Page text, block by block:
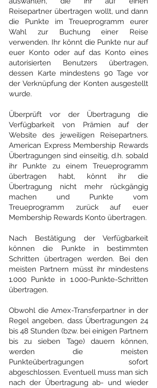
Reisepartner übertragen wollt, und dann
die Punkte im Treueprogramm eurer
Wahl zur Buchung einer Reise
verwenden. Ihr könnt die Punkte nur auf
euer Konto oder auf das Konto eines
autorisierten Benutzers übertragen,
dessen Karte mindestens 90 Tage vor
der Verknüpfung der Konten ausgestellt
wurde.
Überprüft vor der Übertragung die
Verfügbarkeit von Prämien auf der
Website des jeweiligen Reisepartners.
American Express Membership Rewards
Übertragungen sind einseitig, d.h. sobald
ihr Punkte zu einem Treueprogramm
übertragen habt, könnt ihr die
Übertragung nicht mehr rückgängig
machen und Punkte vom
Treueprogramm zurück auf euer
Membership Rewards Konto übertragen.
Nach Bestätigung der Verfügbarkeit
können die Punkte in bestimmten
Schritten übertragen werden. Bei den
meisten Partnern müsst ihr mindestens
1.000 Punkte in 1.000-Punkte-Schritten
übertragen.
Obwohl die Amex-Transferpartner in der
Regel angeben, dass Übertragungen 24
bis 48 Stunden (bzw. bei einigen Partnern
bis zu sieben Tage) dauern können,
werden die meisten
Punkteübertragungen sofort
abgeschlossen. Eventuell muss man sich
nach der Übertragung ab- und wieder